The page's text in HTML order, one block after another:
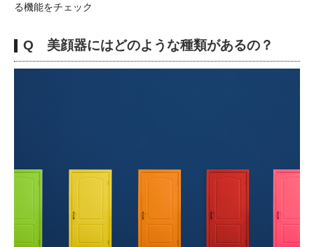
る機能をチェック
Q 美顔器にはどのような種類があるの？